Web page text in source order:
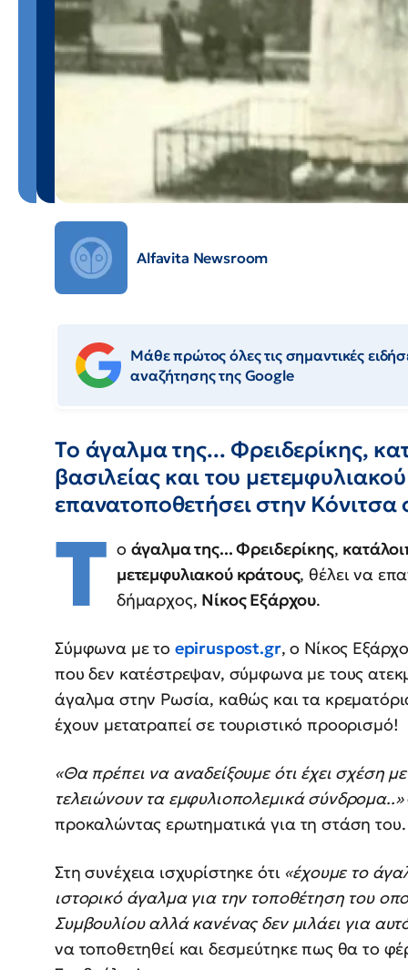
Alfavita Newsroom
Μάθε πρώτος όλες τις σημαντικές
αναζήτησης της Google
Το άγαλμα της... Φρειδερίκης,
βασιλείας και του
επανατοποθετήσει στην
Τ ο άγαλμα της... Φρειδερίκης,
μετεμφυλιακού κράτους, θέλει να
δήμαρχος, Νίκος Εξάρχου.
Σύμφωνα με το epiruspost.gr, ο Νίκος
που δεν κατέστρεψαν, σύμφωνα με τους
άγαλμα στην Ρωσία, καθώς και τα
έχουν μετατραπεί σε τουριστικό προορισμό!
«Θα πρέπει να αναδείξουμε ότι έχει σχέση
τελειώνουν τα εμφυλιοπολεμικά σύνδρομα..»
προκαλώντας ερωτηματικά για τη στάση του.
Στη συνέχεια ισχυρίστηκε ότι «έχουμε το
ιστορικό άγαλμα για την τοποθέτηση του
Συμβουλίου αλλά κανένας δεν μιλάει για
να τοποθετηθεί και δεσμεύτηκε πως θα το